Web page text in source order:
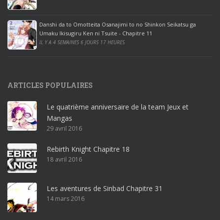
c
e
2
0
1
r
o
ff
i
c
e
3
r
Danshi da to Omotteita Osanajimi to no Shinkon Seikatsu ga
Umaku Ikisugiru Ken ni Tsuite - Chapitre 11
IL Y A 4 SEMAINES 6 JOURS 17 HEURES
ARTICLES POPULAIRES
Le quatrième anniversaire de la team Jeux et
Mangas
29 avril 2016
Rebirth Knight Chapitre 18
18 avril 2016
Les aventures de Sinbad Chapitre 31
14 mars 2016